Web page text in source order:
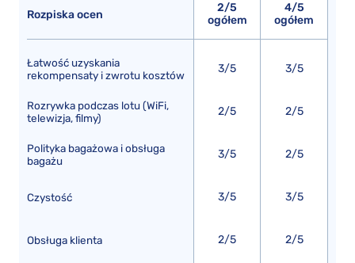
Rozpiska ocen
Łatwość uzyskania
rekompensaty i zwrotu kosztów
Rozrywka podczas lotu (WiFi,
telewizja, filmy)
Polityka bagażowa i obsługa
bagażu
Czystość
Obsługa klienta
2/5
ogółem
3/5
2/5
3/5
3/5
2/5
4/5
ogółem
3/5
2/5
2/5
3/5
2/5